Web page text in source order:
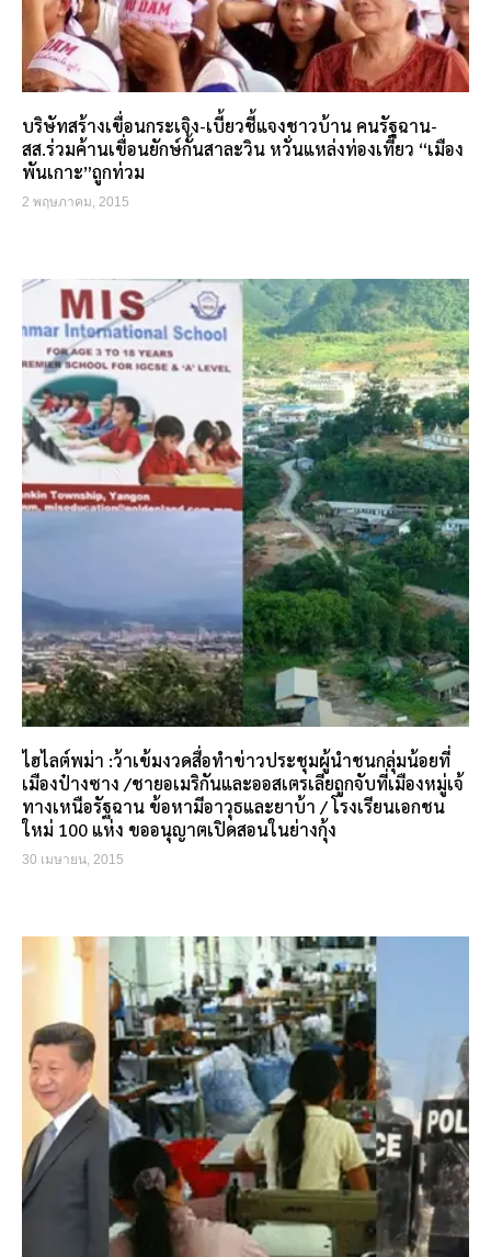
บริษัทสร้างเขื่อนกระเจิง-เบี้ยวชี้แจงชาวบ้าน คนรัฐฉาน-
สส.ร่วมค้านเขื่อนยักษ์กั้นสาละวิน หวั่นแหล่งท่องเที่ยว “เมือง
พันเกาะ”ถูกท่วม
2 พฤษภาคม, 2015
ไฮไลต์พม่า :ว้าเข้มงวดสื่อทำข่าวประชุมผู้นำชนกลุ่มน้อยที่
เมืองป๋างซาง /ชายอเมริกันและออสเตรเลียถูกจับที่เมืองหมู่เจ้
ทางเหนือรัฐฉาน ข้อหามีอาวุธและยาบ้า / โรงเรียนเอกชน
ใหม่ 100 แห่ง ขออนุญาตเปิดสอนในย่างกุ้ง
30 เมษายน, 2015